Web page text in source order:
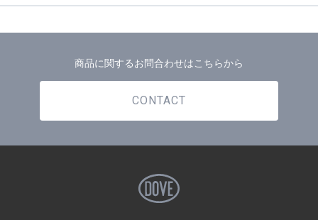
商品に関するお問合わせはこちらから
CONTACT